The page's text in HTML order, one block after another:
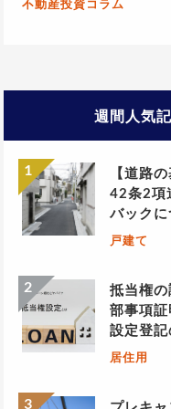
不動産投資コラム
週間人気
【道路
42条2項
バックに
戸建て
抵当権
部事項
設定登
居住用